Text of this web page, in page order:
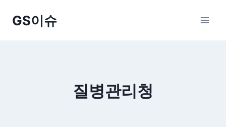
GS이슈
질병관리청